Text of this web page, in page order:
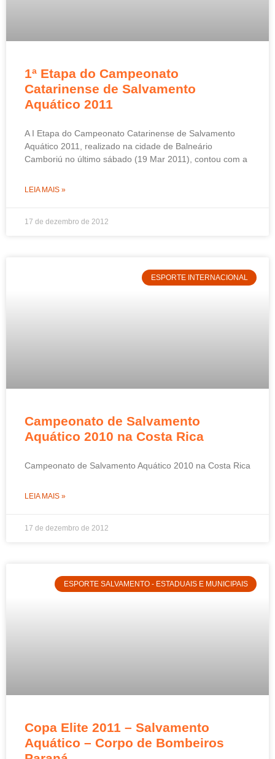
1ª Etapa do Campeonato
Catarinense de Salvamento
Aquático 2011
A I Etapa do Campeonato Catarinense de Salvamento
Aquático 2011, realizado na cidade de Balneário
Camboriú no último sábado (19 Mar 2011), contou com a
LEIA MAIS »
17 de dezembro de 2012
ESPORTE INTERNACIONAL
Campeonato de Salvamento
Aquático 2010 na Costa Rica
Campeonato de Salvamento Aquático 2010 na Costa Rica
LEIA MAIS »
17 de dezembro de 2012
ESPORTE SALVAMENTO - ESTADUAIS E MUNICIPAIS
Copa Elite 2011 – Salvamento
Aquático – Corpo de Bombeiros